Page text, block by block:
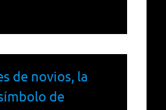
de novios, la
de